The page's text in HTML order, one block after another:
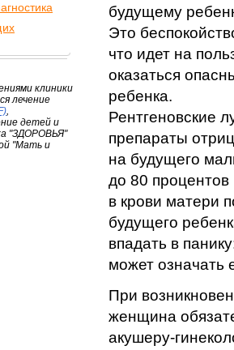
клиники
лечение
,
детей и
"ЗДОРОВЬЯ"
"Мать и
будущему
Это
что идет на
оказаться
ребенка.
Рентгеновские
препараты
на будущего
до 80 процентов
в крови матери
будущего
впадать в
может означать
При
женщина
акушеру-